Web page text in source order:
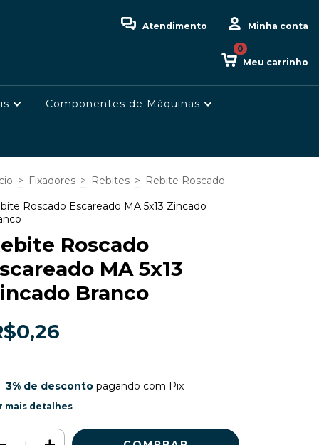
Atendimento Minha conta
Meu carrinho
0
Componentes de Máquinas
> Fixadores > Rebites > Rebite Roscado
Roscado Escareado MA 5x13 Zincado
Roscado
MA 5x13
Branco
3% de descontopagando com Pix
mais detalhes